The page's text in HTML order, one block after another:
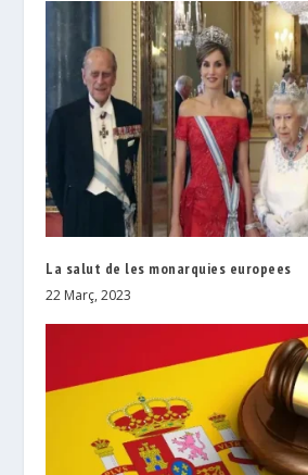
La salut de les monarquies europees
22 Març, 2023